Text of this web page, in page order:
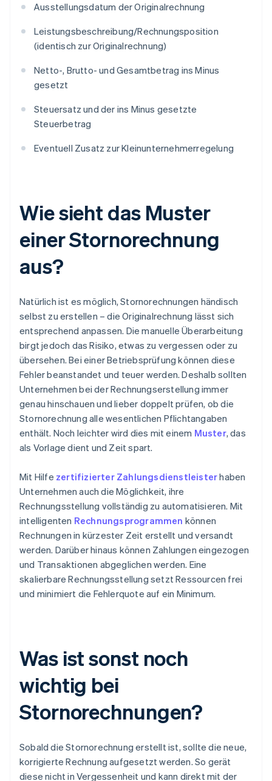
Ausstellungsdatum der Originalrechnung
Leistungsbeschreibung/Rechnungsposition
(identisch zur Originalrechnung)
Netto-, Brutto- und Gesamtbetrag ins Minus
gesetzt
Steuersatz und der ins Minus gesetzte
Steuerbetrag
Eventuell Zusatz zur Kleinunternehmerregelung
Wie sieht das Muster
einer Stornorechnung
aus?
Natürlich ist es möglich, Stornorechnungen händisch
selbst zu erstellen – die Originalrechnung lässt sich
entsprechend anpassen. Die manuelle Überarbeitung
birgt jedoch das Risiko, etwas zu vergessen oder zu
übersehen. Bei einer Betriebsprüfung können diese
Fehler beanstandet und teuer werden. Deshalb sollten
Unternehmen bei der Rechnungserstellung immer
genau hinschauen und lieber doppelt prüfen, ob die
Stornorechnung alle wesentlichen Pflichtangaben
enthält. Noch leichter wird dies mit einem Muster, das
als Vorlage dient und Zeit spart.
Mit Hilfe zertifizierter Zahlungsdienstleisterhaben
Unternehmen auch die Möglichkeit, ihre
Rechnungsstellung vollständig zu automatisieren. Mit
intelligenten Rechnungsprogrammen können
Rechnungen in kürzester Zeit erstellt und versandt
werden. Darüber hinaus können Zahlungen eingezogen
und Transaktionen abgeglichen werden. Eine
skalierbare Rechnungsstellung setzt Ressourcen frei
und minimiert die Fehlerquote auf ein Minimum.
Was ist sonst noch
wichtig bei
Stornorechnungen?
Sobald die Stornorechnung erstellt ist, sollte die neue,
korrigierte Rechnung aufgesetzt werden. So gerät
diese nicht in Vergessenheit und kann direkt mit der